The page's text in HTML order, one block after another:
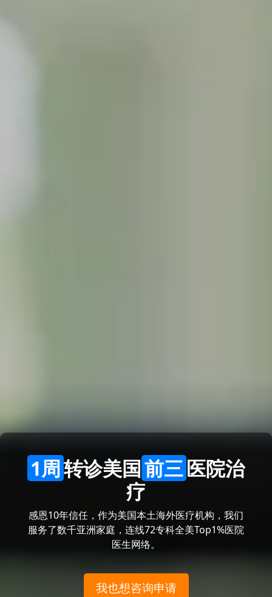
1周转诊美国前三医院治
疗
感恩10年信任，作为美国本土海外医疗机构，我们
服务了数千亚洲家庭，连线72专科全美Top1%医院
医生网络。
我也想咨询申请